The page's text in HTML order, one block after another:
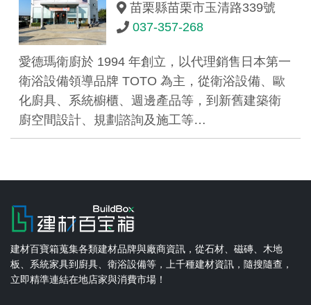
苗栗縣苗栗市玉清路339號
037-357-268
愛德瑪衛廚於 1994 年創立，以代理銷售日本第一
衛浴設備領導品牌 TOTO 為主，從衛浴設備、歐
化廚具、系統櫥櫃、週邊產品等，到新舊建築衛
廚空間設計、規劃諮詢及施工等…
建材百寶箱蒐集各類建材品牌與廠商資訊，從石材、磁磚、木地
板、系統家具到廚具、衛浴設備等，上千種建材資訊，隨搜隨查，
立即精準連結在地店家與消費市場！